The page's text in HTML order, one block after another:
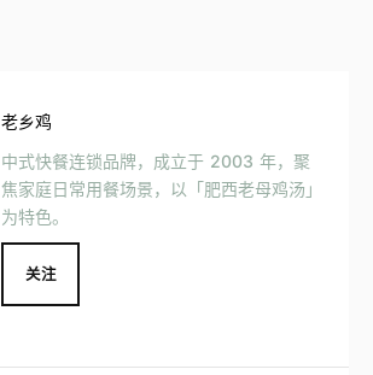
老乡鸡
中式快餐连锁品牌，成立于 2003 年，聚
焦家庭日常用餐场景，以「肥西老母鸡汤」
为特色。
关注